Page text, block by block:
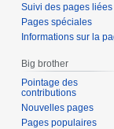
Suivi des pages liées
Pages spéciales
Informations sur la
Big brother
Pointage des
contributions
Nouvelles pages
Pages populaires